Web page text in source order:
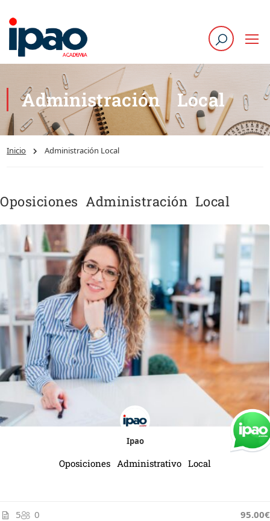
Administración Local
Inicio Administración Local
Oposiciones Administración Local
Ipao
Oposiciones Administrativo Local
5 0 95.00€